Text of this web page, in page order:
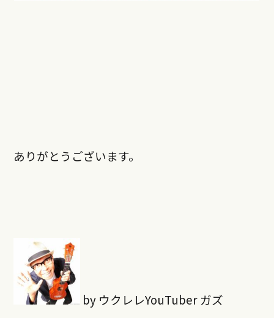
ありがとうございます。
by ウクレレYouTuber ガズ